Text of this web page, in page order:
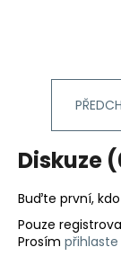
Diskuze
Buďte první,
Pouze
Prosím přihlaste